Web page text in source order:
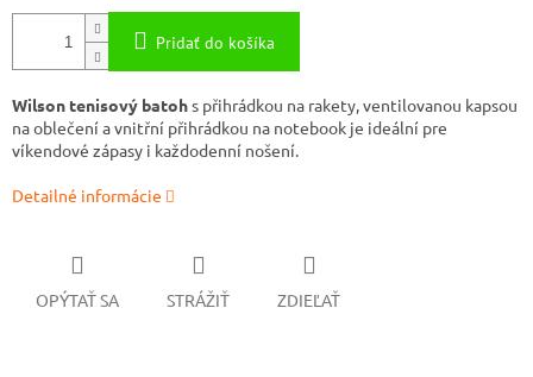
Pridať do košíka
Wilson tenisový batohs přihrádkou na rakety, ventilovanou kapsou
na oblečení a vnitřní přihrádkou na notebook je ideální pre
víkendové zápasy i každodenní nošení.
Detailné informácie
OPÝTAŤ SA STRÁŽIŤ ZDIEĽAŤ